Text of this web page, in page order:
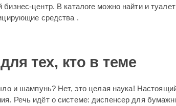
центр. В каталоге можно найти и
средства .
тех, кто в теме
и шампунь? Нет, это целая наука!
Речь идёт о системе: диспенсер для